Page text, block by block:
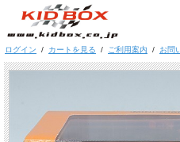
ログイン / カートを見る / ご利用案内 / お問